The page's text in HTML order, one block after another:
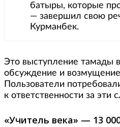
батыры, которые
— завершил свою
Курманбек.
Это выступление тамады
обсуждение и
Пользователи
к ответственности за эти
«Учитель века» — 13